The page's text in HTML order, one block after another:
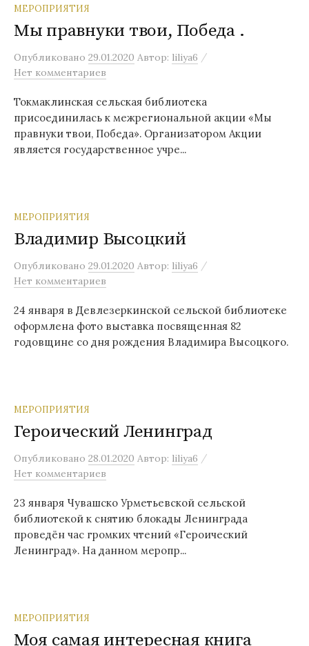
МЕРОПРИЯТИЯ
Мы правнуки твои, Победа .
Опубликовано 29.01.2020 Автор: liliya6 /
Нет комментариев
Токмаклинская сельская библиотека
присоединилась к межрегиональной акции «Мы
правнуки твои, Победа». Организатором Акции
является государственное учре...
МЕРОПРИЯТИЯ
Владимир Высоцкий
Опубликовано 29.01.2020 Автор: liliya6 /
Нет комментариев
24 января в Девлезеркинской сельской библиотеке
оформлена фото выставка посвященная 82
годовщине со дня рождения Владимира Высоцкого.
МЕРОПРИЯТИЯ
Героический Ленинград
Опубликовано 28.01.2020 Автор: liliya6 /
Нет комментариев
23 января Чувашско Урметьевской сельской
библиотекой к снятию блокады Ленинграда
проведён час громких чтений «Героический
Ленинград». На данном меропр...
МЕРОПРИЯТИЯ
Моя самая интересная книга